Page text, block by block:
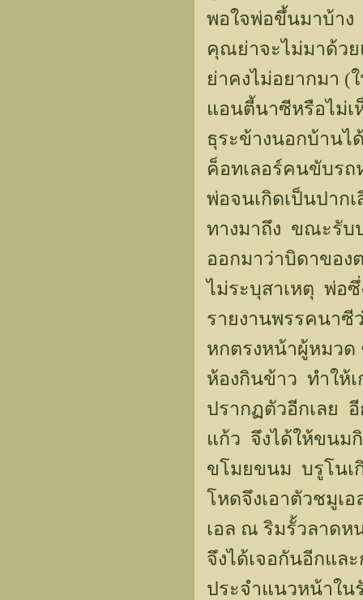
พอใจพ่อขึ้นมาบ้า
คุณย่าจะไม่มาด้ว
ย่าคงไม่อยากมา (
แอนตี้นาซีหรือไม่
ธุระข้างนอกบ้านไ
ค็อทเลอร์คนขับรถ
พ่อจนเกิดเป็นปาก
ทางมาถึง ขณะรับ
ออกมาว่าบิดาของ
ไม่ระบุสาเหตุ พ่อ
รายงานพรรคนาซี
หกตรงหน้าผู้หมวด
ห้องกินข้าว ทำให้
ปรากฏตัวอีกเลย
แก้ว จึงได้ให้ขนม
ขโมยขนม บรูโนเ
โหดจึงเอาตัวชมูเ
เอล ณ ริมรั้วลาดห
จึงได้เจอกันอีกแล
ประจำแนวหน้าใน